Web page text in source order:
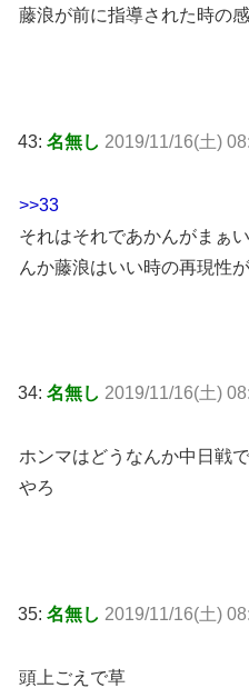
藤浪が前に指導された時の
43: 名無し 2019/11/16(土)
>>33
それはそれであかんがまぁ
んか藤浪はいい時の再現性
34: 名無し 2019/11/16(土)
ホンマはどうなんか中日戦
やろ
35: 名無し 2019/11/16(土)
頭上ごえで草